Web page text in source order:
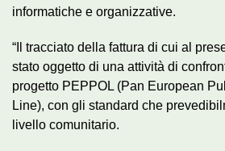
informatiche e organizzative.
“Il tracciato della fattura di cui al
stato oggetto di una attività di
progetto PEPPOL (Pan European
Line), con gli standard che
livello comunitario.